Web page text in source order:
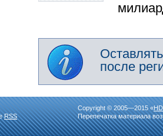
после
RSS
Copyright © 2005—2015 «
Перепечатка материала